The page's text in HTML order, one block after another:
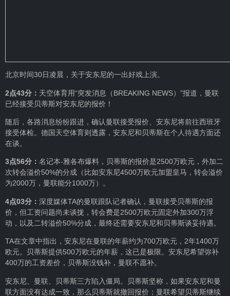
北京时间30日凌晨，关于安东尼的一出好戏上演。
2点43分： 天空体育用“突发消息（BREAKING NEWS）”报道，曼联
已经接受贝蒂斯对安东尼的报价！
随后，各路消息纷纷跟进，确认曼联接受报价、安东尼将前往西班牙
接受体检。德国天空体育则透露，安东尼和贝蒂斯在个人待遇方面还
在谈。
3点56分： 名记本-雅各布爆料，贝蒂斯的报价是2500万欧元，外加二
次转会溢价50%的分成（比如安东尼4500万欧元加盟皇马，转会溢价
为2000万，曼联能分1000万）。
4点03分： 深度媒体TA的曼联跟队记者确认，曼联接受贝蒂斯的报
价，但工资问题尚未谈拢，转会费是2500万欧元固定外加300万浮
动，以及二转溢价50%分成，最终还需要安东尼和贝蒂斯谈妥待遇。
TA在文章中指出，安东尼在曼联的年薪约为700万欧元，2年1400万
欧元。贝蒂斯提供500万欧元的年薪，这已是极限。安东尼希望弥补
400万的工资差价，贝蒂斯没钱补，曼联不愿补。
安东尼、曼联、贝蒂斯三方陷入僵局。贝蒂斯坚称，如果安东尼和曼
联方面没有达成一致，那么贝蒂斯就撤回报价；曼联希望贝蒂斯继续